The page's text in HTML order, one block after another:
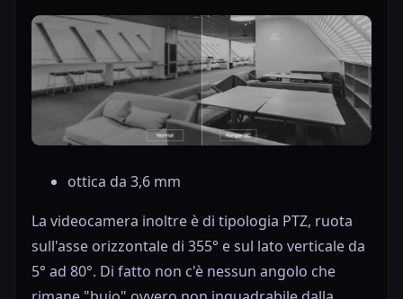
ottica da 3,6 mm
La videocamera inoltre è di tipologia PTZ, ruota
sull'asse orizzontale di 355° e sul lato verticale da
5° ad 80°. Di fatto non c'è nessun angolo che